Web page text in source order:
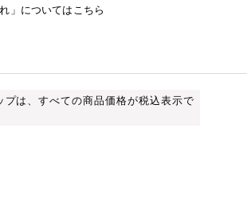
」についてはこちら
は、すべての商品価格が税込表示で